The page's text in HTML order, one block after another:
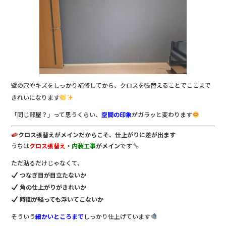
壁の穴やキズをしっかり補修してから、クロスを張替えることでここまで
きれいになります
「同じ部屋？」って思うくらい、空間の印象がガラッと変わります
クロス張替えがメインだからこそ、仕上がりに差が出ます
うちはクロス張替え ・ 内装工事がメインです
ただ貼るだけじゃなくて、
つなぎ目が目立たないか
角の仕上がりがきれいか
時間が経っても浮いてこないか
そういう細かいところまでしっかり仕上げています